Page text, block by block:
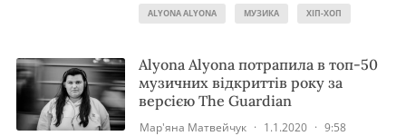
ALYONA ALYONA МУЗИКА ХІП-ХОП
Alyona Alyona потрапила в топ-50
музичних відкриттів року за
версією The Guardian
Мар'яна Матвейчук · 1.1.2020 · 9:58